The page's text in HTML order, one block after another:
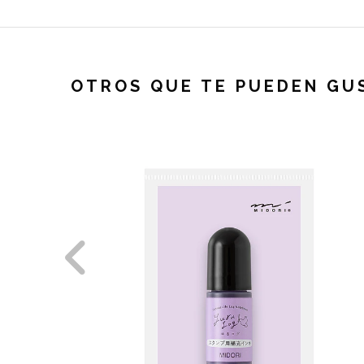
OTROS QUE TE PUEDEN